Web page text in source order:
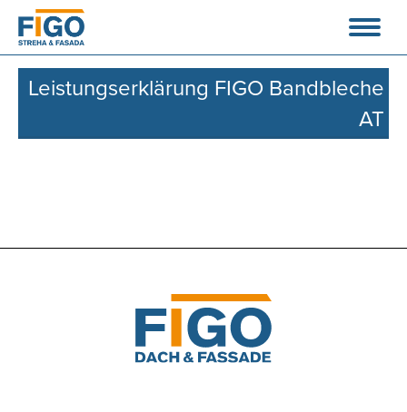
Leistungserklärung FIGO Bandbleche
AT